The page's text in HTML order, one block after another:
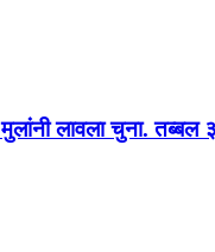
लावला चुना. तब्बल